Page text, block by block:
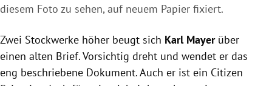
diesem Foto zu sehen, auf neuem Papier fixiert.
Zwei Stockwerke höher beugt sich Karl Mayerüber
einen alten Brief. Vorsichtig dreht und wendet er das
eng beschriebene Dokument. Auch er ist ein Citizen